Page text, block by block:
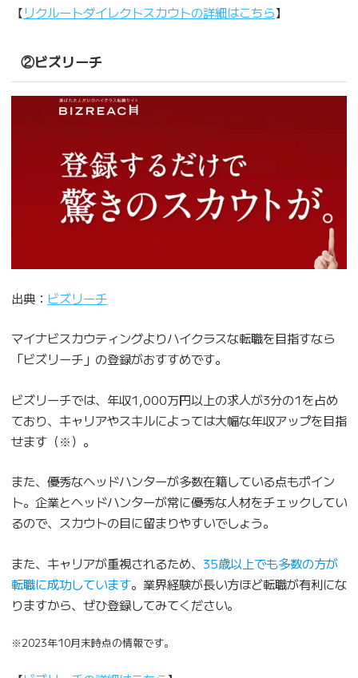
【リクルートダイレクトスカウトの詳細はこちら】
②ビズリーチ
出典： ビズリーチ
マイナビスカウティングよりハイクラスな転職を目指すなら
「ビズリーチ」の登録がおすすめです。
ビズリーチでは、年収1,000万円以上の求人が3分の1を占め
ており、キャリアやスキルによっては大幅な年収アップを目指
せます（※）。
また、優秀なヘッドハンターが多数在籍している点もポイン
ト。企業とヘッドハンターが常に優秀な人材をチェックしてい
るので、スカウトの目に留まりやすいでしょう。
また、キャリアが重視されるため、 35歳以上でも多数の方が
転職に成功しています。業界経験が長い方ほど転職が有利にな
りますから、ぜひ登録してみてください。
※2023年10月末時点の情報です。